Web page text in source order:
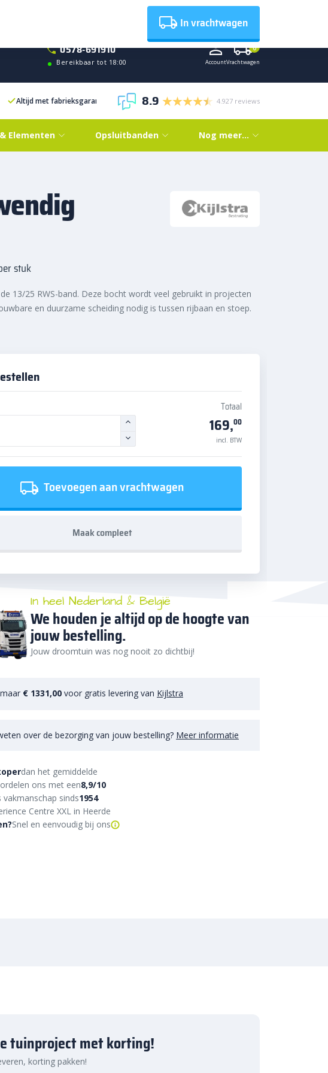
0578-691910
Bereikbaar tot 18:00 AccountVrachtwagen
0
Altijd met fabrieksgarantie 8.9 4.927 reviews
Elementen Opsluitbanden Nog meer…
stuk
13/25 RWS-band. Deze bocht wordt veel gebruikt in projecten
en duurzame scheiding nodig is tussen rijbaan en stoep.
Totaal
169,00
incl. BTW
Toevoegen aan vrachtwagen
Maak compleet
In heel Nederland & België
We houden je altijd op de hoogte van
jouw bestelling.
Jouw droomtuin was nog nooit zo dichtbij!
€ 1331,00 voor gratis levering van Kijlstra
over de bezorging van jouw bestelling? Meer informatie
dan het gemiddelde
ons met een8,9/10
vakmanschap sinds1954
Centre XXL in Heerde
Snel en eenvoudig bij ons
tuinproject met korting!
korting pakken!
In vrachtwagen